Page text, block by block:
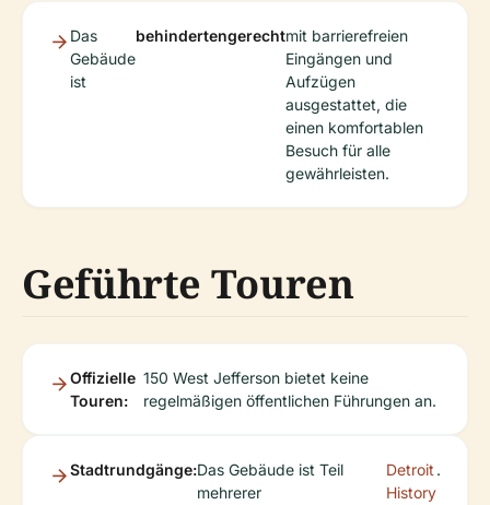
Das
Gebäude
ist
behindertengerechtmit barrierefreien
Eingängen und
Aufzügen
ausgestattet, die
einen komfortablen
Besuch für alle
gewährleisten.
Geführte Touren
Offizielle
Touren:
150 West Jefferson bietet keine
regelmäßigen öffentlichen Führungen an.
Stadtrundgänge:Das Gebäude ist Teil
mehrerer
Detroit
History
.